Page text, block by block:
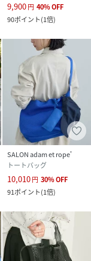
て色の見え方が
リサイクルナイ
イクルナイロン
)
9,900円 40%OFF
90ポイント(1倍)
SALON adam et rope'
トートバッグ
10,010円 30%OFF
91ポイント(1倍)